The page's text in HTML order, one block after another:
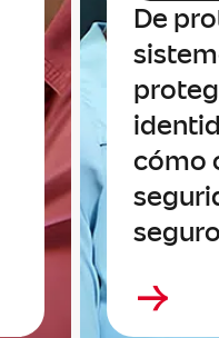
De
cómo